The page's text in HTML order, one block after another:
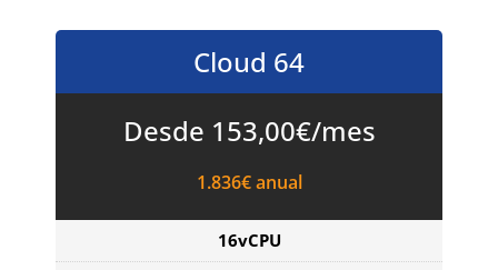
Cloud 64
Desde 153,00€/mes
1.836€ anual
16vCPU